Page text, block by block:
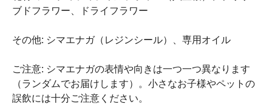
ブドフラワー、ドライフラワー
その他: シマエナガ（レジンシール）、専用オイル
ご注意: シマエナガの表情や向きは一つ一つ異なります
（ランダムでお届けします）。小さなお子様やペットの
誤飲には十分ご注意ください。